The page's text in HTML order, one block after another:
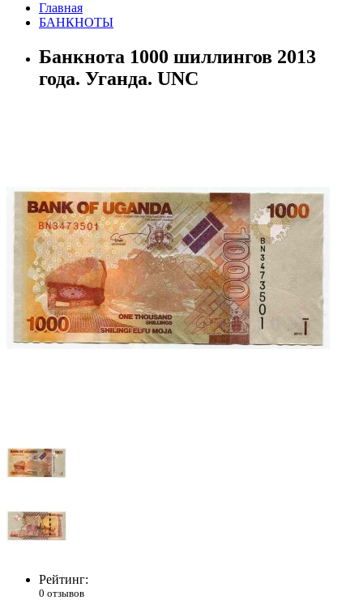
Главная
БАНКНОТЫ
Банкнота 1000 шиллингов 2013
года. Уганда. UNC
Рейтинг:
0 отзывов